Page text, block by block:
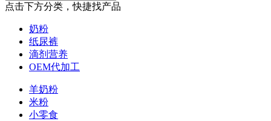
点击下方分类，快捷找产品
奶粉
纸尿裤
滴剂营养
OEM代加工
羊奶粉
米粉
小零食